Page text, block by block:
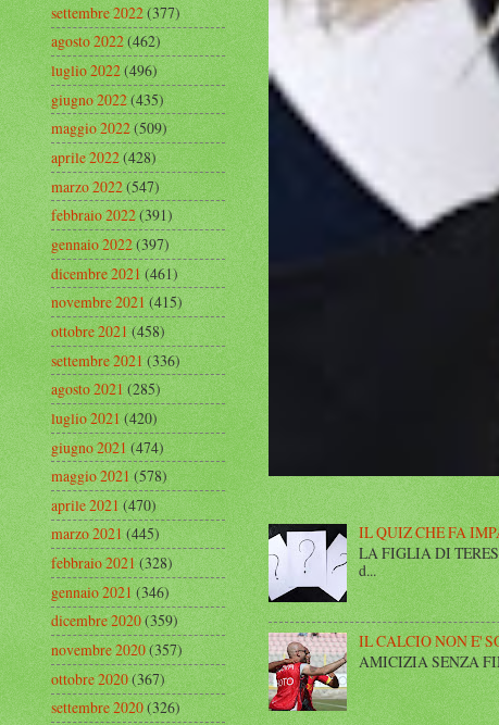
IL QUIZ CHE FA
LA FIGLIA DI
d...
IL CALCIO NON E'
AMICIZIA SENZA
settembre 2022(377)
agosto 2022(462)
luglio 2022(496)
giugno 2022(435)
maggio 2022(509)
aprile 2022(428)
marzo 2022(547)
febbraio 2022(391)
gennaio 2022(397)
dicembre 2021(461)
novembre 2021(415)
ottobre 2021(458)
settembre 2021(336)
agosto 2021(285)
luglio 2021(420)
giugno 2021(474)
maggio 2021(578)
aprile 2021(470)
marzo 2021(445)
febbraio 2021(328)
gennaio 2021(346)
dicembre 2020(359)
novembre 2020(357)
ottobre 2020(367)
settembre 2020(326)